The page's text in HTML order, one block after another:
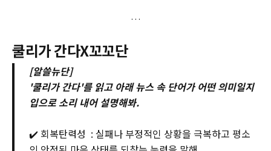
쿨리가 간다X꼬꼬단
[알쓸뉴단]
'쿨리가 간다'를 읽고 아래 뉴스 속 단어가 어떤 의미일지
입으로 소리 내어 설명해봐.
✔️ 회복탄력성 : 실패나 부정적인 상황을 극복하고 평소